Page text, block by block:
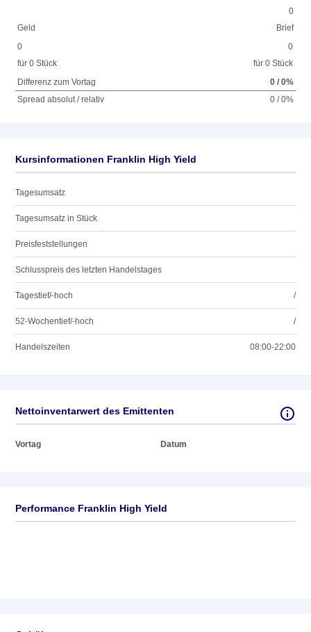
0
Geld
Brief
0
für 0 Stück
0
für 0 Stück
Differenz zum Vortag
0 / 0%
Spread absolut / relativ
0 / 0%
Kursinformationen Franklin High Yield
Tagesumsatz
Tagesumsatz in Stück
Preisfeststellungen
Schlusspreis des letzten Handelstages
Tagestief/-hoch /
52-Wochentief/-hoch /
Handelszeiten 08:00-22:00
Nettoinventarwert des Emittenten
Vortag Datum
Performance Franklin High Yield